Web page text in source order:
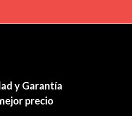
y Garantía
precio